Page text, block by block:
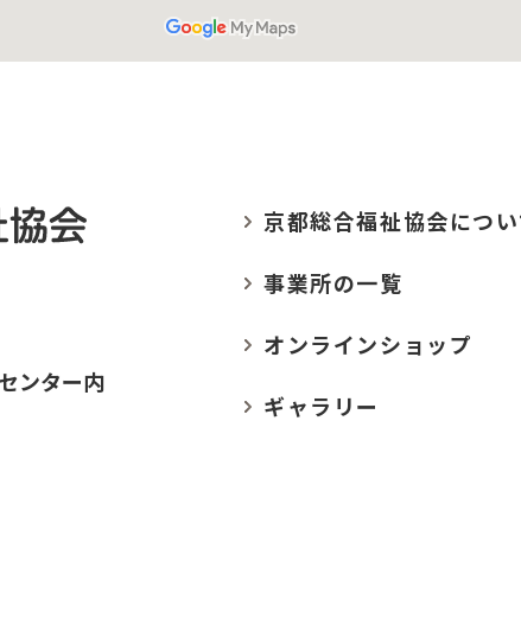
ンター内
京都総合福祉協会につ
事業所の一覧
オンラインショップ
ギャラリー